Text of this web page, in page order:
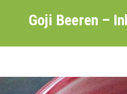
Goji Beeren –